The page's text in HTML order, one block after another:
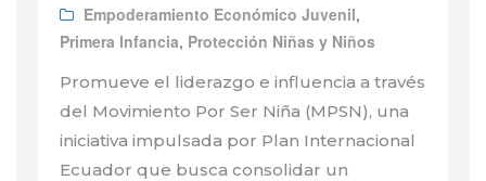
Empoderamiento Económico Juvenil,
Primera Infancia, Protección Niñas y Niños
Promueve el liderazgo e influencia a través
del Movimiento Por Ser Niña (MPSN), una
iniciativa impulsada por Plan Internacional
Ecuador que busca consolidar un